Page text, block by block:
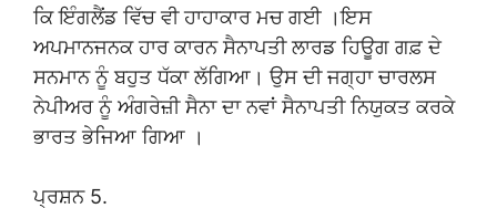
ਕਿ ਇੰਗਲੈਂਡ ਵਿੱਚ ਵੀ ਹਾਹਾਕਾਰ ਮਚ ਗਈ ।ਇਸ
ਅਪਮਾਨਜਨਕ ਹਾਰ ਕਾਰਨ ਸੈਨਾਪਤੀ ਲਾਰਡ ਹਿਊਗ ਗਫ਼ ਦੇ
ਸਨਮਾਨ ਨੂੰ ਬਹੁਤ ਧੱਕਾ ਲੱਗਿਆ। ਉਸ ਦੀ ਜਗ੍ਹਾ ਚਾਰਲਸ
ਨੇਪੀਅਰ ਨੂੰ ਅੰਗਰੇਜ਼ੀ ਸੈਨਾ ਦਾ ਨਵਾਂ ਸੈਨਾਪਤੀ ਨਿਯੁਕਤ ਕਰਕੇ
ਭਾਰਤ ਭੇਜਿਆ ਗਿਆ ।
ਪ੍ਰਸ਼ਨ 5.